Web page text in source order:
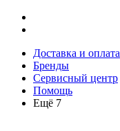
Доставка и оплата
Бренды
Сервисный центр
Помощь
Ещё 7